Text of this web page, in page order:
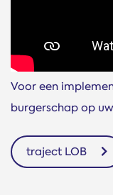
Voor een
burgerschap op
traject LOB